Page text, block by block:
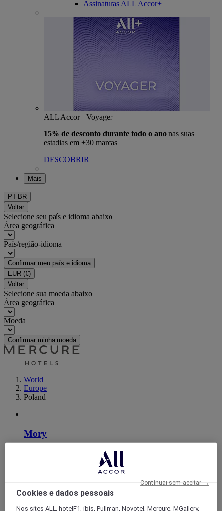
Assinaturas ALL Accor+
ALL Accor+ Voyager
15% de desconto durante todo o ano nas suas
estadias em +30 marcas
DESCOBRIR
Mais
PT-BR
Voltar
Selecione seu país e idioma abaixo
Área geográfica
País/região-idioma
Confirmar meu país e idioma
EUR (€)
Voltar
Selecione sua moeda abaixo
Área geográfica
Moeda
Confirmar minha moeda
World
Europe
Poland
Mory
Cookies e dados pessoais
Nos sites ALL, hotelF1, ibis, Pullman, Novotel, Mercure, MGallery,
Continuar sem aceitar →